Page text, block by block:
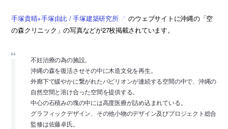
手塚貴晴+手塚由比 / 手塚建築研究所
のウェブサイトに沖縄の「空
の森クリニック」の写真などが27枚掲載されています。
不妊治療の為の施設。
沖縄の森を復活させその中に木造文化を再生。
外廊下で緩やかに繋がれたパビリオンが連続する空間の中で、沖縄の
自然空間と溶け合った空間を提供する。
中心の石積みの塊の中には高度医療が詰め込まれている。
グラフィックデザイン、その他小物のデザイン及びプロジェクト総合
監修は佐藤卓氏。